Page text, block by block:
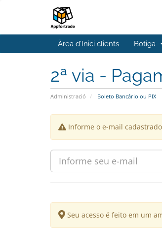
Àrea d'Inici clients Botiga
2ª via -
Administració Boleto Bancário ou PIX
Informe o e-mail
Seu acesso é feito em um